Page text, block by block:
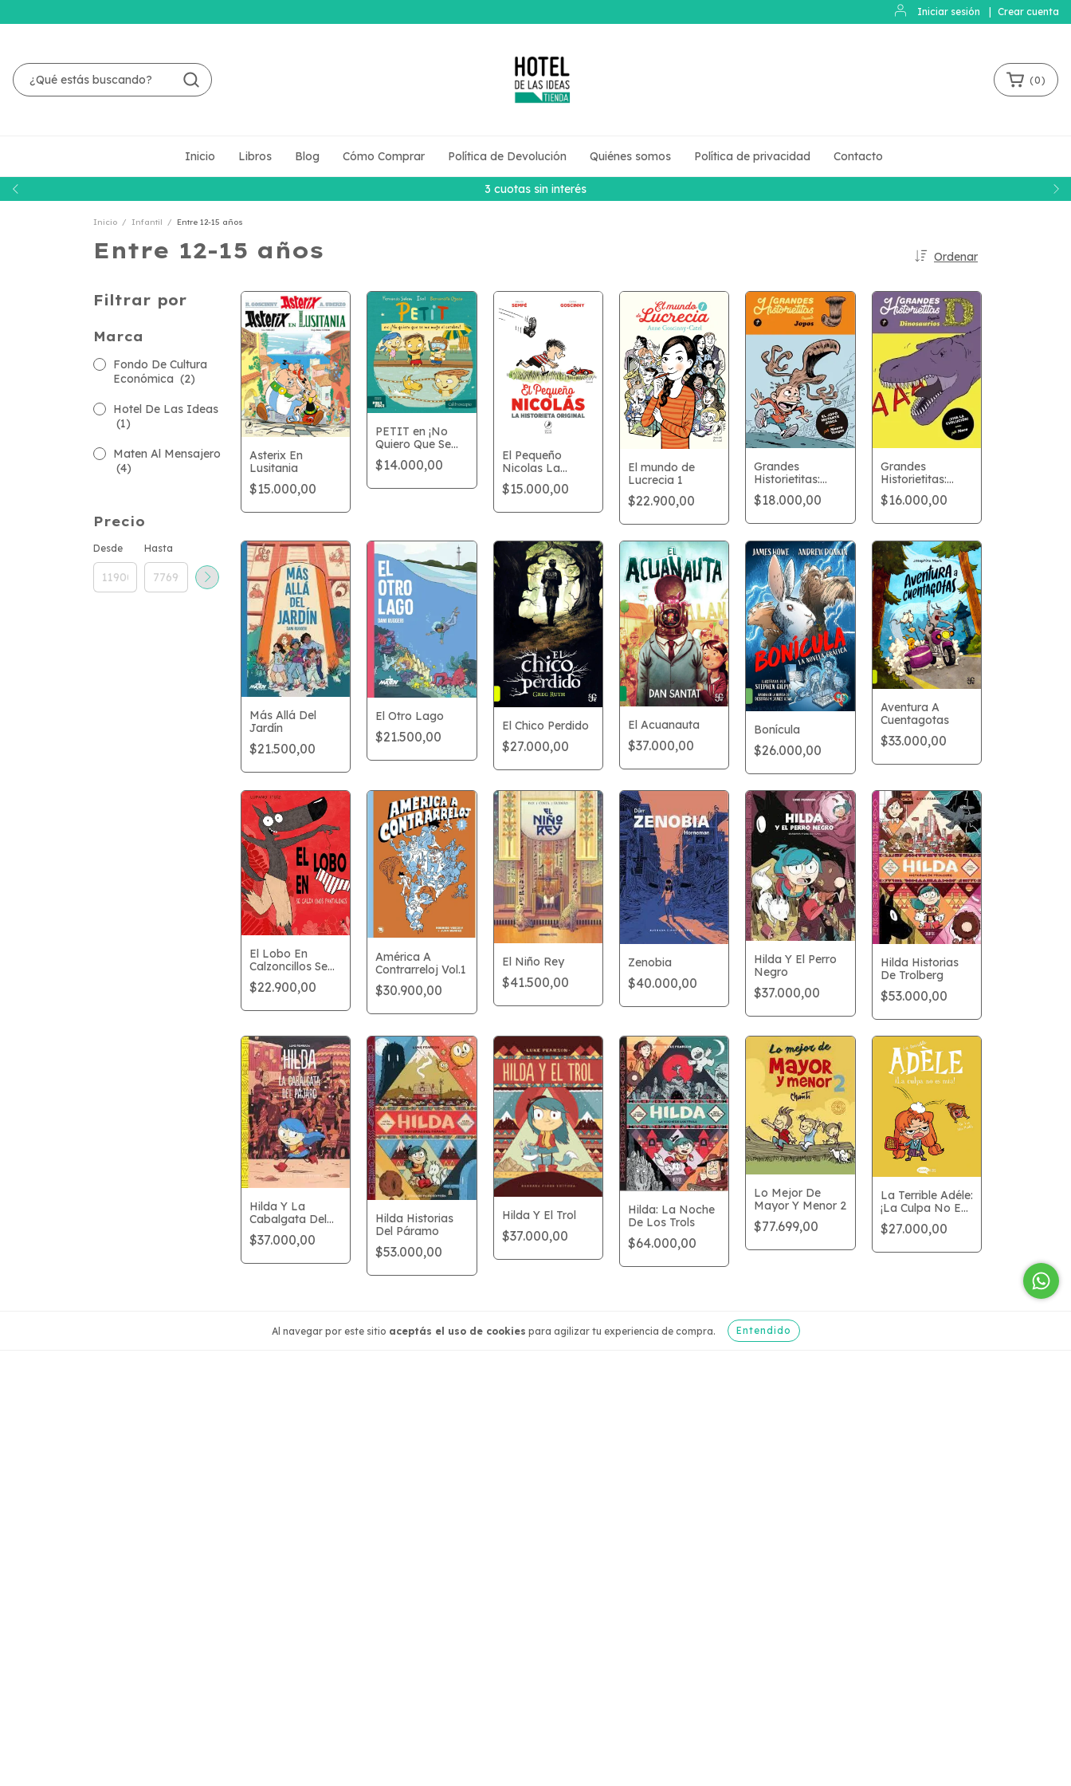
Iniciar sesión Crear cuenta
3 cuotas sin interés
(0)
Inicio Libros Blog Cómo Comprar Política de Devolución Quiénes somos Política de privacidad Contacto
Al navegar por este sitio aceptás el uso de cookies para agilizar tu experiencia de compra. Entendido
Inicio / Infantil / Entre 12-15 años
Entre 12-15 años Ordenar
Filtrar por
Marca
Fondo De Cultura
Económica (2)
Hotel De Las Ideas
(1)
Maten Al Mensajero
(4)
Precio
Desde Hasta
Asterix En
Lusitania
$15.000,00
PETIT en ¡No
Quiero Que Se
Me Moje El
Cerebro!
$14.000,00
El Pequeño
Nicolas La
Historieta
Original
$15.000,00
El mundo de
Lucrecia 1
$22.900,00
Grandes
Historietitas:
Jopos
$18.000,00
Grandes
Historietitas:
Dinosaurios
$16.000,00
Más Allá Del
Jardín
$21.500,00
El Otro Lago
$21.500,00
El Chico Perdido
$27.000,00
El Acuanauta
$37.000,00
Bonícula
$26.000,00
Aventura A
Cuentagotas
$33.000,00
El Lobo En
Calzoncillos Se
Calza Unos
Pantalones.
$22.900,00
América A
Contrarreloj Vol.1
$30.900,00
El Niño Rey
$41.500,00
Zenobia
$40.000,00
Hilda Y El Perro
Negro
$37.000,00
Hilda Historias
De Trolberg
$53.000,00
Hilda Y La
Cabalgata Del
Pájaro
$37.000,00
Hilda Historias
Del Páramo
$53.000,00
Hilda Y El Trol
$37.000,00
Hilda: La Noche
De Los Trols
$64.000,00
Lo Mejor De
Mayor Y Menor 2
$77.699,00
La Terrible Adéle:
¡La Culpa No Es
Mía!
$27.000,00